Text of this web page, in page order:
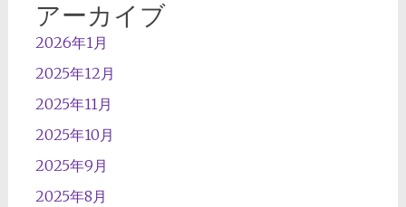
アーカイブ
2026年1月
2025年12月
2025年11月
2025年10月
2025年9月
2025年8月